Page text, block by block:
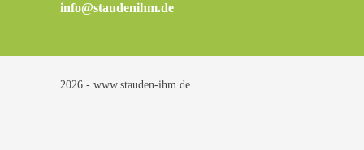
info@staudenihm.de
2026 - www.stauden-ihm.de